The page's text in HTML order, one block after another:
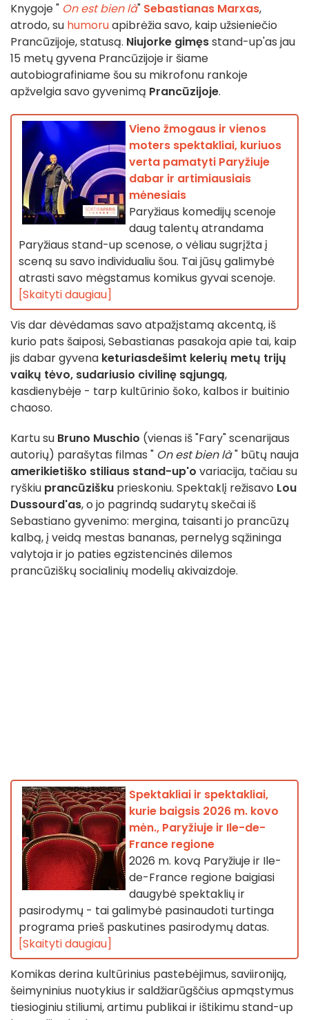
Knygoje " On est bien là" Sebastianas Marxas,
atrodo, su humoruapibrėžia savo, kaip užsieniečio
Prancūzijoje, statusą. Niujorke gimęsstand-up'as jau
15 metų gyvena Prancūzijoje ir šiame
autobiografiniame šou su mikrofonu rankoje
apžvelgia savo gyvenimą Prancūzijoje.
Vieno žmogaus ir vienos
moters spektakliai, kuriuos
verta pamatyti Paryžiuje
dabar ir artimiausiais
mėnesiais
Paryžiaus komedijų scenoje
daug talentų atrandama
Paryžiaus stand-up scenose, o vėliau sugrįžta į
sceną su savo individualiu šou. Tai jūsų galimybė
atrasti savo mėgstamus komikus gyvai scenoje.
[Skaityti daugiau]
Vis dar dėvėdamas savo atpažįstamą akcentą, iš
kurio pats šaiposi, Sebastianas pasakoja apie tai, kaip
jis dabar gyvena keturiasdešimt kelerių metų trijų
vaikų tėvo, sudariusio civilinę sąjungą,
kasdienybėje - tarp kultūrinio šoko, kalbos ir buitinio
chaoso.
Kartu su Bruno Muschio (vienas iš "Fary" scenarijaus
autorių) parašytas filmas " On est bien là" būtų nauja
amerikietiško stiliaus stand-up'o variacija, tačiau su
ryškiu prancūzišku prieskoniu. Spektaklį režisavo Lou
Dussourd'as, o jo pagrindą sudarytų skečai iš
Sebastiano gyvenimo: mergina, taisanti jo prancūzų
kalbą, į veidą mestas bananas, pernelyg sąžininga
valytoja ir jo paties egzistencinės dilemos
prancūziškų socialinių modelių akivaizdoje.
Spektakliai ir spektakliai,
kurie baigsis 2026 m. kovo
mėn., Paryžiuje ir Ile-de-
France regione
2026 m. kovą Paryžiuje ir Ile-
de-France regione baigiasi
daugybė spektaklių ir
pasirodymų - tai galimybė pasinaudoti turtinga
programa prieš paskutines pasirodymų datas.
[Skaityti daugiau]
Komikas derina kultūrinius pastebėjimus, saviironiją,
šeimyninius nuotykius ir saldžiarūgščius apmąstymus
tiesioginiu stiliumi, artimu publikai ir ištikimu stand-up